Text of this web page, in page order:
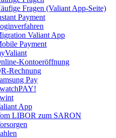
Fragen (Valiant App-Seite)
Payment
Valiant App
Payment
Kontoeröffnung
Rechnung
Pay
App
LIBOR zum SARON